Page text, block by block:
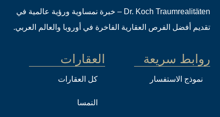
Dr. Koch Traumrealitäten – خبرة نمساوية ورؤية عالمية في
تقديم أفضل الفرص العقارية الفاخرة في أوروبا والعالم العربي.
روابط سريعة
نموذج الاستفسار
العقارات
كل العقارات
النمسا